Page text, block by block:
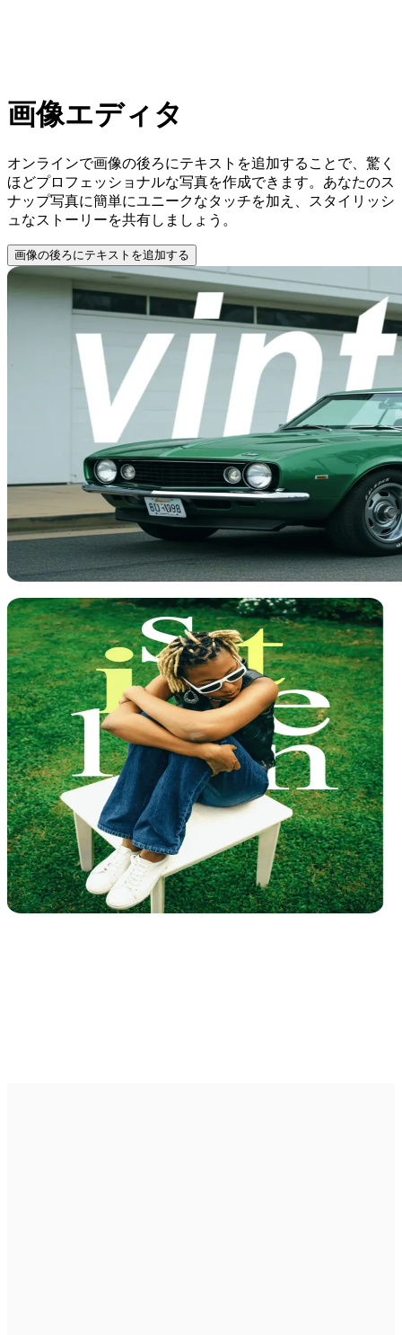
画像エディタ
オンラインで画像の後ろにテキストを追加することで、驚く
ほどプロフェッショナルな写真を作成できます。あなたのス
ナップ写真に簡単にユニークなタッチを加え、スタイリッシ
ュなストーリーを共有しましょう。
画像の後ろにテキストを追加する